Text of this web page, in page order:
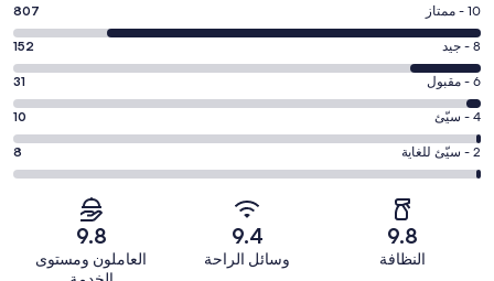
درجة
التصنيف
10
-
ممتاز.
807
من
أصل
10 - ممتاز 807
درجة
التصنيف
8
-
جيد.
152
8 - جيد 152
درجة
التصنيف
6
-
مقبول.
6 - مقبول 31
درجة
التصنيف
4
4 - سيّئ 10
درجة
التصنيف
2 - سيّئ للغاية 8
9.8
النظافة
9.4
وسائل الراحة
9.8
العاملون ومستوى